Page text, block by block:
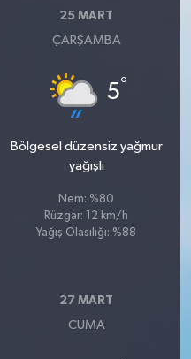
25 MART
ÇARŞAMBA
5°
Bölgesel düzensiz yağmur
yağışlı
Nem: %80
Rüzgar: 12 km/h
Yağış Olasılığı: %88
27 MART
CUMA